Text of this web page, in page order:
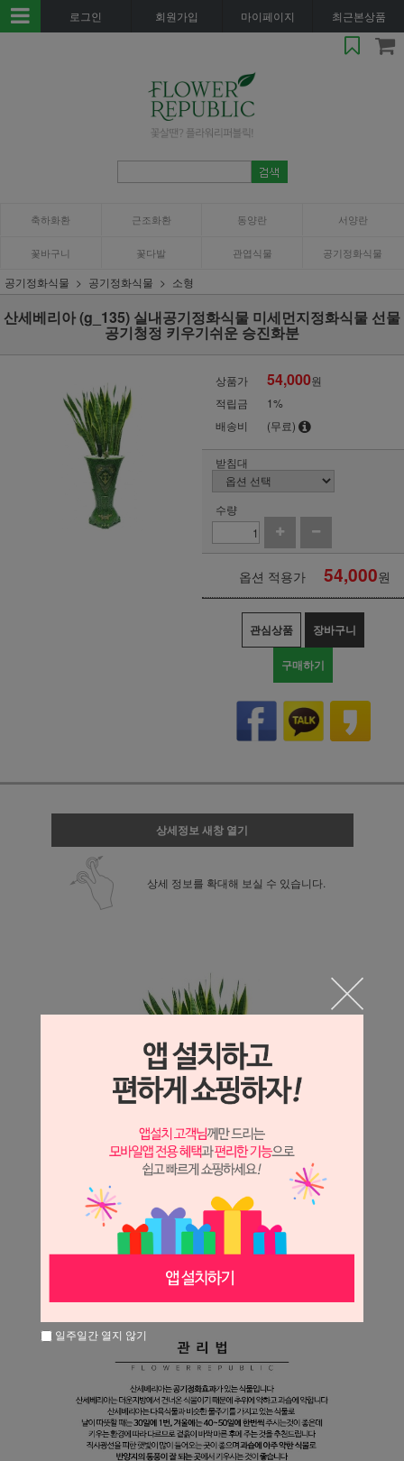
로그인 회원가입 마이페이지 최근본상품
축하화환 근조화환 동양란 서양란
꽃바구니 꽃다발 관엽식물 공기정화식물
공기정화식물 공기정화식물 소형
산세베리아 (g_135) 실내공기정화식물 미세먼지정화식물 선물
공기청정 키우기쉬운 승진화분
상품가 54,000원
적립금
1%
배송비
(무료)
받침대
수량
옵션 적용가 54,000원
관심상품 장바구니
구매하기
상세정보 새창 열기
상세 정보를 확대해 보실 수 있습니다.
일주일간 열지 않기